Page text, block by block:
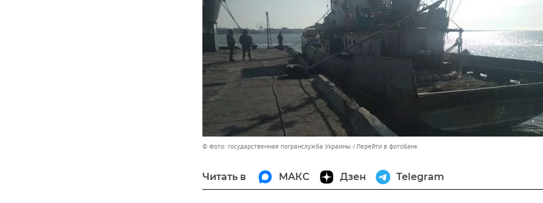
© Фото: государственная погранслужба Украины Перейти в фотобанк
Читать в МАКС Дзен Telegram